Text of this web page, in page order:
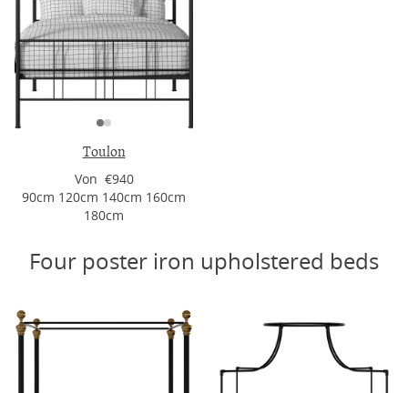
Toulon
Von €940
90cm 120cm 140cm 160cm
180cm
Four poster iron upholstered beds